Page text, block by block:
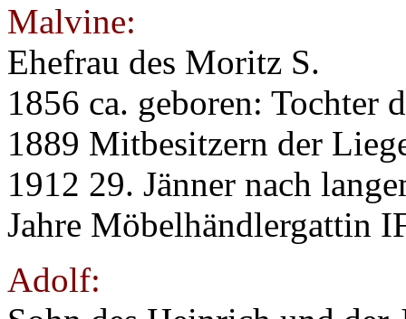
Malvine:
Ehefrau des Moritz S.
1856 ca. geboren: Tochter
1889 Mitbesitzern der
1912 29. Jänner nach
Jahre Möbelhändlergattin
Adolf: